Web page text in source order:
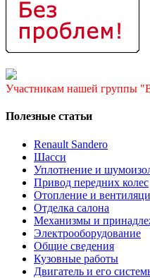
Участникам нашей группы
Полезные статьи
Renault Sandero
Шасси
Уплотнение и
Привод передних колес
Отопление и
Отделка салона
Механизмы и
Электрооборудование
Общие сведения
Кузовные работы
Двигатель и его